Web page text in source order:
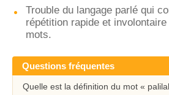
Trouble du langage parlé qui
répétition rapide et
mots.
Questions fréquentes
Quelle est la définition du mot «